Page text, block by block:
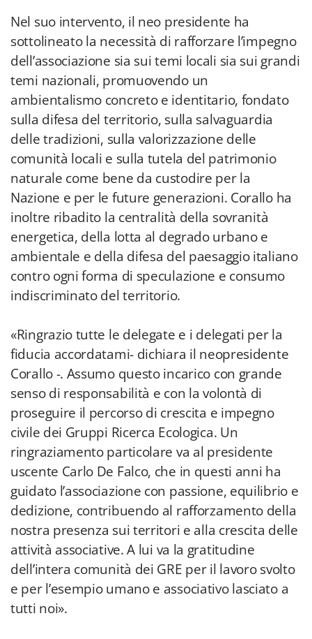
Nel suo intervento, il neo presidente ha
sottolineato la necessità di rafforzare l’impegno
dell’associazione sia sui temi locali sia sui grandi
temi nazionali, promuovendo un
ambientalismo concreto e identitario, fondato
sulla difesa del territorio, sulla salvaguardia
delle tradizioni, sulla valorizzazione delle
comunità locali e sulla tutela del patrimonio
naturale come bene da custodire per la
Nazione e per le future generazioni. Corallo ha
inoltre ribadito la centralità della sovranità
energetica, della lotta al degrado urbano e
ambientale e della difesa del paesaggio italiano
contro ogni forma di speculazione e consumo
indiscriminato del territorio.
«Ringrazio tutte le delegate e i delegati per la
fiducia accordatami- dichiara il neopresidente
Corallo -. Assumo questo incarico con grande
senso di responsabilità e con la volontà di
proseguire il percorso di crescita e impegno
civile dei Gruppi Ricerca Ecologica. Un
ringraziamento particolare va al presidente
uscente Carlo De Falco, che in questi anni ha
guidato l’associazione con passione, equilibrio e
dedizione, contribuendo al rafforzamento della
nostra presenza sui territori e alla crescita delle
attività associative. A lui va la gratitudine
dell’intera comunità dei GRE per il lavoro svolto
e per l’esempio umano e associativo lasciato a
tutti noi».